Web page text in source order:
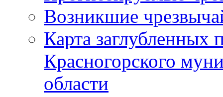
Возникшие
Карта
Красногорского
области